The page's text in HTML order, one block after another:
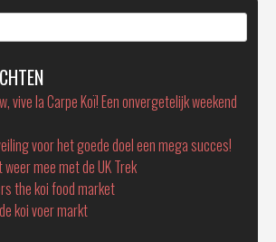
vive la Carpe Koï! Een onvergetelijk weekend
voor het goede doel een mega succes!
mee met de UK Trek
the koi food market
koi voer markt